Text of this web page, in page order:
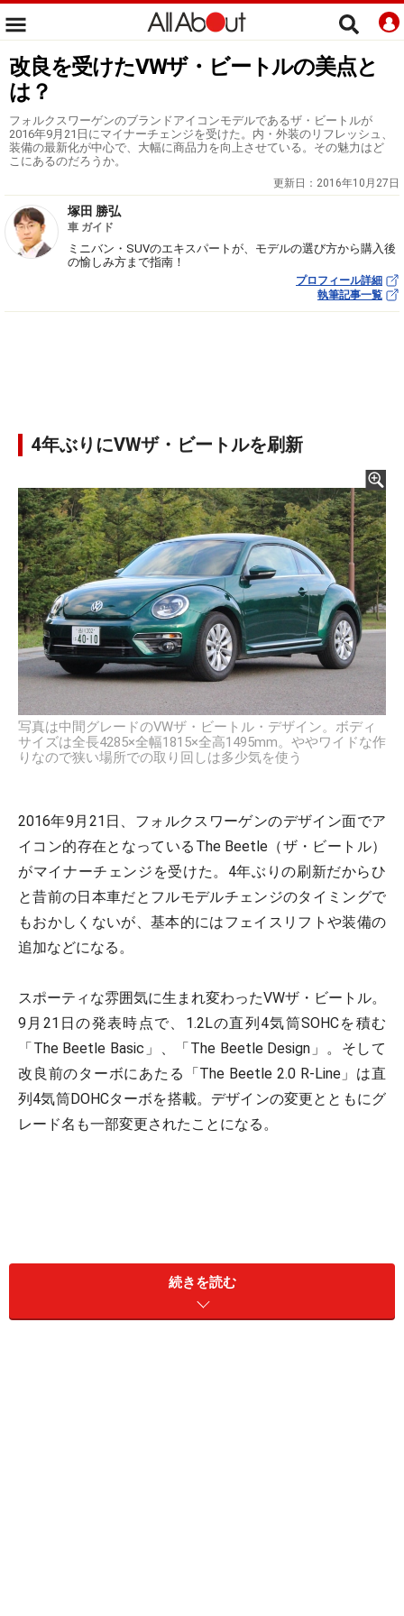
改良を受けたVWザ・ビートルの美点と
は？
フォルクスワーゲンのブランドアイコンモデルであるザ・ビートルが
2016年9月21日にマイナーチェンジを受けた。内・外装のリフレッシュ、
装備の最新化が中心で、大幅に商品力を向上させている。その魅力はど
こにあるのだろうか。
更新日： 2016年10月27日
塚田 勝弘
車 ガイド
ミニバン・SUVのエキスパートが、モデルの選び方から購入後
の愉しみ方まで指南！
プロフィール詳細
執筆記事一覧
4年ぶりにVWザ・ビートルを刷新
写真は中間グレードのVWザ・ビートル・デザイン。ボディ
サイズは全長4285×全幅1815×全高1495mm。ややワイドな作
りなので狭い場所での取り回しは多少気を使う
2016年9月21日、フォルクスワーゲンのデザイン面でア
イコン的存在となっているThe Beetle（ザ・ビートル）
がマイナーチェンジを受けた。4年ぶりの刷新だからひ
と昔前の日本車だとフルモデルチェンジのタイミングで
もおかしくないが、基本的にはフェイスリフトや装備の
追加などになる。
スポーティな雰囲気に生まれ変わったVWザ・ビートル。
9月21日の発表時点で、1.2Lの直列4気筒SOHCを積む
「The Beetle Basic」、「The Beetle Design」。そして
改良前のターボにあたる「The Beetle 2.0 R-Line」は直
列4気筒DOHCターボを搭載。デザインの変更とともにグ
レード名も一部変更されたことになる。
続きを読む